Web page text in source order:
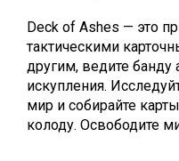
Deck of Ashes — это
тактическими
другим, ведите банду
искупления.
мир и собирайте
колоду. Освободите